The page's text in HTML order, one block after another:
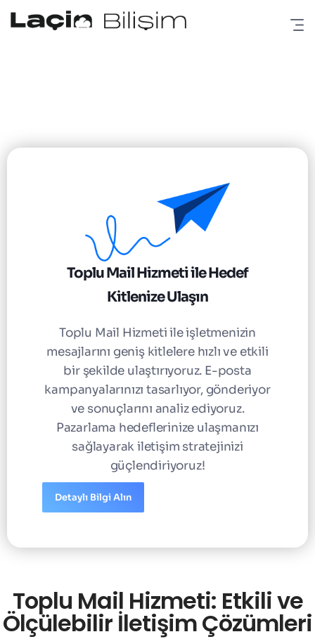
Toplu Mail Hizmeti ile Hedef
Kitlenize Ulaşın
Toplu Mail Hizmeti ile işletmenizin
mesajlarını geniş kitlelere hızlı ve etkili
bir şekilde ulaştırıyoruz. E-posta
kampanyalarınızı tasarlıyor, gönderiyor
ve sonuçlarını analiz ediyoruz.
Pazarlama hedeflerinize ulaşmanızı
sağlayarak iletişim stratejinizi
güçlendiriyoruz!
Detaylı Bilgi Alın
Toplu Mail Hizmeti: Etkili ve
Ölçülebilir İletişim Çözümleri